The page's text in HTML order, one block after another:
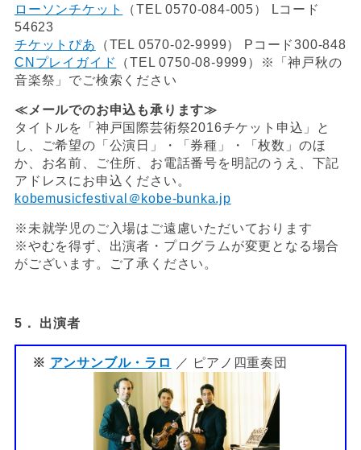
ローソンチケット
（TEL 0570-084-005） Lコード
54623
チケットぴあ
（TEL 0570-02-9999） Pコード300-848
CNプレイガイド
（TEL 0750-08-9999）※「神戸秋の
音楽祭」でご検索ください
≪メールでのお申込も承ります≫
タイトルを「神戸国際芸術祭2016チケット申込」と
し、ご希望の「公演日」・「券種」・「枚数」のほ
か、お名前、ご住所、お電話番号を明記のうえ、下記
アドレスにお申込ください。
kobemusicfestival＠kobe-bunka.jp
※未就学児のご入場はご遠慮いただいております
※やむを得ず、出演者・プログラムが変更となる場合
がございます。ご了承ください。
5． 出演者
※ アンサンブル・ラロ ／ ピアノ四重奏団